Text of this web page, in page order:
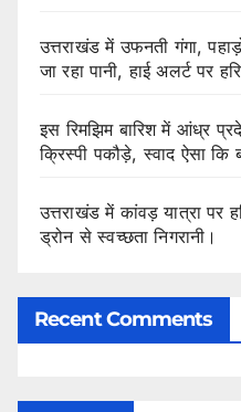
उत्तराखंड में उफनती गंगा,
जा रहा पानी, हाई अलर्ट पर
इस रिमझिम बारिश में आंध्र
क्रिस्पी पकौड़े, स्वाद ऐसा कि
उत्तराखंड में कांवड़ यात्रा पर
ड्रोन से स्वच्छता निगरानी।
Recent Comments